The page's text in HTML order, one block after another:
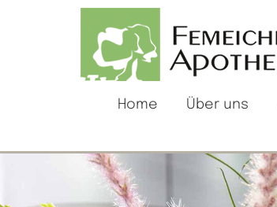
Zum Inhalt springen
Home Über uns